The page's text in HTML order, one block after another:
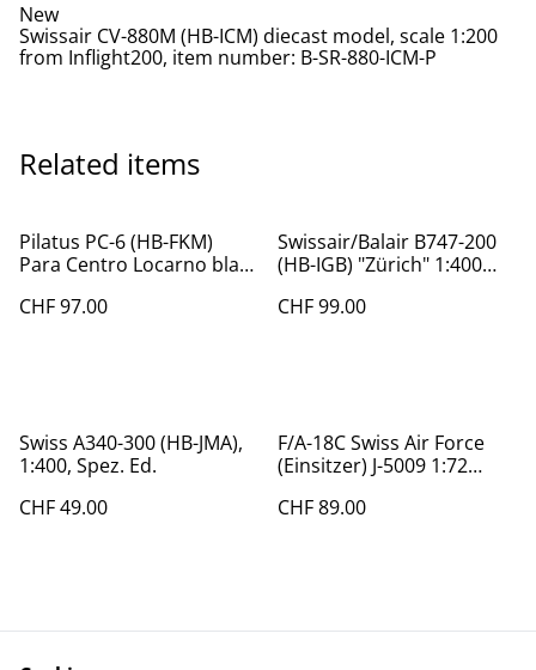
New
Swissair CV-880M (HB-ICM) diecast model, scale 1:200
from Inflight200, item number: B-SR-880-ICM-P
Related items
Pilatus PC-6 (HB-FKM)
Para Centro Locarno blau,
CHF 97.00
Swissair/Balair B747-200
(HB-IGB) "Zürich" 1:400
CHF 99.00
Swiss A340-300 (HB-JMA),
1:400, Spez. Ed.
CHF 49.00
F/A-18C Swiss Air Force
(Einsitzer) J-5009 1:72
CHF 89.00